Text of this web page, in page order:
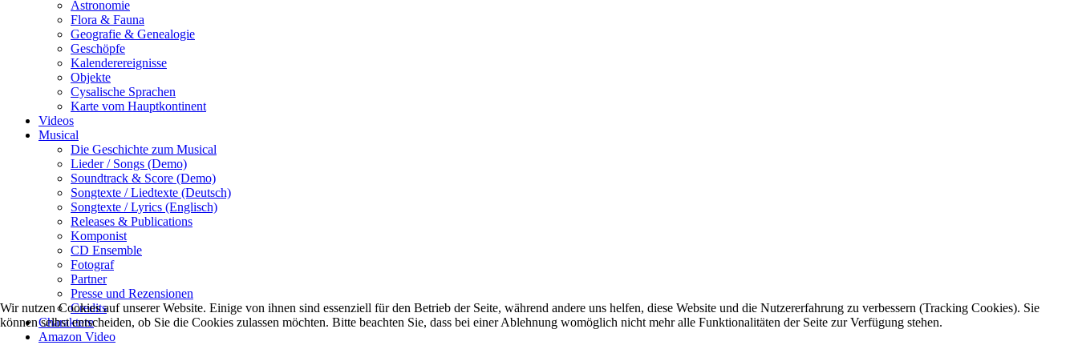
Astronomie
Flora & Fauna
Geografie & Genealogie
Geschöpfe
Kalenderereignisse
Objekte
Cysalische Sprachen
Karte vom Hauptkontinent
Videos
Musical
Die Geschichte zum Musical
Lieder / Songs (Demo)
Soundtrack & Score (Demo)
Songtexte / Liedtexte (Deutsch)
Songtexte / Lyrics (Englisch)
Releases & Publications
Komponist
CD Ensemble
Fotograf
Partner
Presse und Rezensionen
Credits
Charaktere
Amazon Video
Wir nutzen Cookies auf unserer Website. Einige von ihnen sind essenziell für den Betrieb der Seite, während andere uns helfen, diese Website und die Nutzererfahrung zu verbessern (Tracking Cookies). Sie
können selbst entscheiden, ob Sie die Cookies zulassen möchten. Bitte beachten Sie, dass bei einer Ablehnung womöglich nicht mehr alle Funktionalitäten der Seite zur Verfügung stehen.